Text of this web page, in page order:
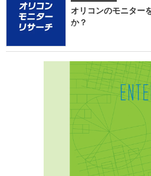
LAB.所属のグループがSNSを通じて続々と台頭、メ
場としているXGの国内外での大旋風など活況をみせ
ループ10組を対象とし、認知経路、イメージ、情報
1月以降の配信開始楽曲でストリーミング累積3000万
オリコンのモニター
か？
■アンケート専用のモニター
テーションを基にした調査が可能生活意識や志向性な
セグメントしたモニター調査が可能。■オリコングル
ーティスト・アイドル・俳優・女優・アナウンサー
メ分野のマーケティングリサーチの実績多数。■“オリ
マ分野においても活用・アンケートモニターの意見を
ス記事のエビデンスデータとして・定性データを
様にご利用いただいております■活用事例 ●アーティス